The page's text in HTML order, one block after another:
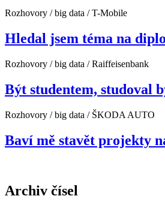
Rozhovory / big data / T-Mobile
Hledal jsem téma na
Rozhovory / big data / Raiffeisenbank
Být studentem, studoval
Rozhovory / big data / ŠKODA AUTO
Baví mě stavět projekty
Archiv čísel